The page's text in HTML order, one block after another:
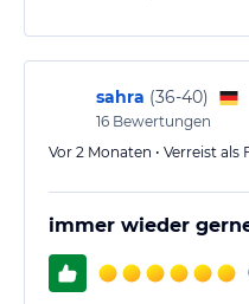
sahra (36-40)
16 Bewertungen
Vor 2 Monaten • Verreist
immer wieder